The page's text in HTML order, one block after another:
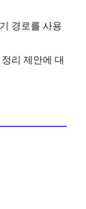
경로를 사용
리 제안에 대